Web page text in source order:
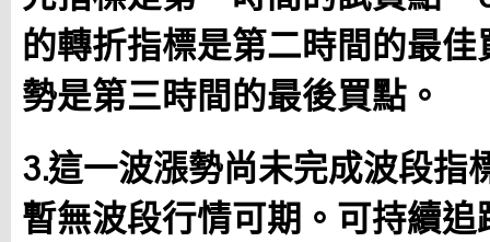
的轉折指標是第二時間的最
勢是第三時間的最後買點。
3.這一波漲勢尚未完成波段指
暫無波段行情可期。可持續